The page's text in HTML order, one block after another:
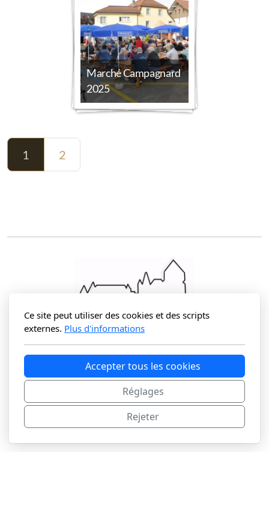
Marché Campagnard
2025
1 2
Fin restaurant
Pour tous vos paiements :
Merci d'utiliser le compte IBAN suivant :CH47 0900 0000 1001 7071
Société de développement - 1522 Lucens
Ce site peut utiliser des cookies et des scripts
externes. Plus d'informations
Accepter tous les cookies
Réglages
Rejeter